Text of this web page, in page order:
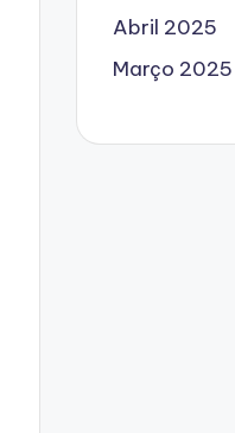
Abril 2025
Março 2025